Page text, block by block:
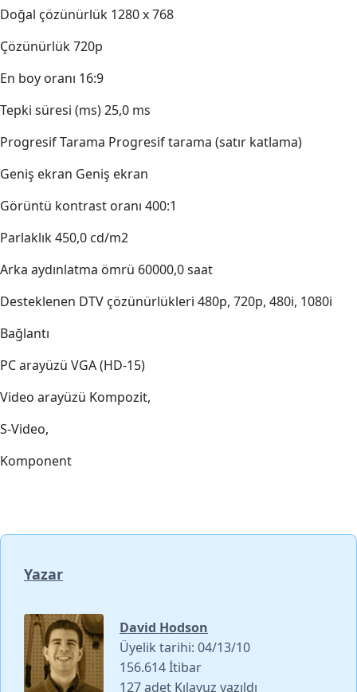
Doğal çözünürlük 1280 x 768
Çözünürlük 720p
En boy oranı 16:9
Tepki süresi (ms) 25,0 ms
Progresif Tarama Progresif tarama (satır katlama)
Geniş ekran Geniş ekran
Görüntü kontrast oranı 400:1
Parlaklık 450,0 cd/m2
Arka aydınlatma ömrü 60000,0 saat
Desteklenen DTV çözünürlükleri 480p, 720p, 480i, 1080i
Bağlantı
PC arayüzü VGA (HD-15)
Video arayüzü Kompozit,
S-Video,
Komponent
Yazar
David Hodson
Üyelik tarihi: 04/13/10
156.614 İtibar
127 adet Kılavuz yazıldı